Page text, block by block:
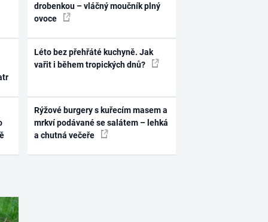
drobenkou – vláčný moučník plný
ovoce
Léto bez přehřáté kuchyně. Jak
vařit i během tropických dnů?
Rýžové burgery s kuřecím masem a
mrkví podávané se salátem – lehká
a chutná večeře